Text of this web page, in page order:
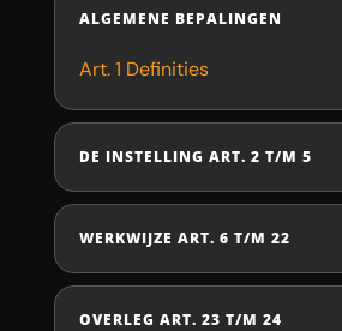
ALGEMENE BEPALINGEN
Art. 1 Definities
DE INSTELLING ART. 2 T/M 5
WERKWIJZE ART. 6 T/M 22
OVERLEG ART. 23 T/M 24